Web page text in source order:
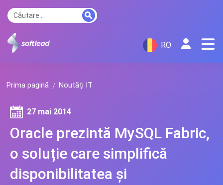
RO
Prima pagină Noutăți IT
Oracle prezintă MySQL Fabric,
o soluție care simplifică
disponibilitatea şi
27 mai 2014